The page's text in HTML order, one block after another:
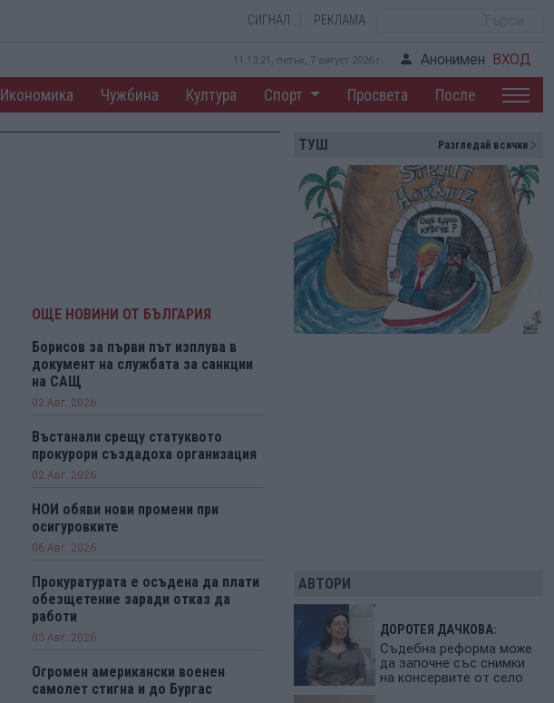
СИГНАЛ РЕКЛАМА
11:13:21, петък, 7 август 2026 г. Анонимен ВХОД
Икономика Чужбина Култура Спорт Просвета После
ОЩЕ НОВИНИ ОТ БЪЛГАРИЯ
Борисов за първи път изплува в
документ на службата за санкции
на САЩ
02 Авг. 2026
Въстанали срещу статуквото
прокурори създадоха организация
02 Авг. 2026
НОИ обяви нови промени при
осигуровките
06 Авг. 2026
Прокуратурата е осъдена да плати
обезщетение заради отказ да
работи
03 Авг. 2026
Огромен американски военен
самолет стигна и до Бургас
ТУШ Разгледай всички
АВТОРИ
ДОРОТЕЯ ДАЧКОВА:
Съдебна реформа може
да започне със снимки
на консервите от село